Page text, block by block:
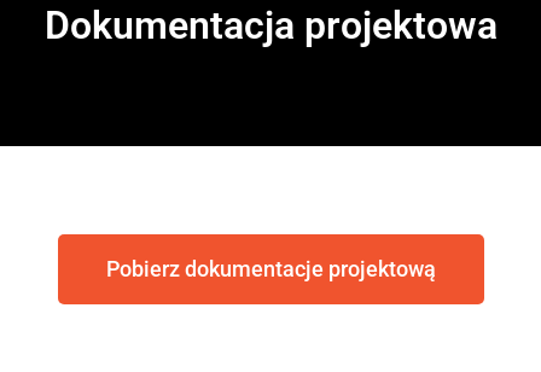
Dokumentacja projektowa
Pobierz dokumentacje projektową